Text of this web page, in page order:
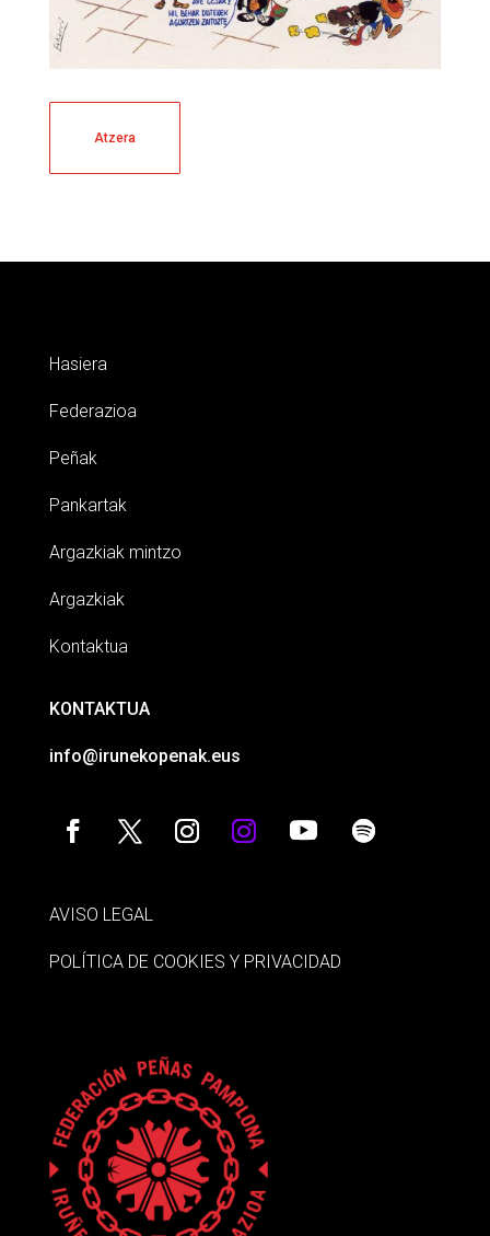
Atzera
Hasiera
Federazioa
Peñak
Pankartak
Argazkiak mintzo
Argazkiak
Kontaktua
KONTAKTUA
info@irunekopenak.eus
AVISO LEGAL
POLÍTICA DE COOKIES Y PRIVACIDAD